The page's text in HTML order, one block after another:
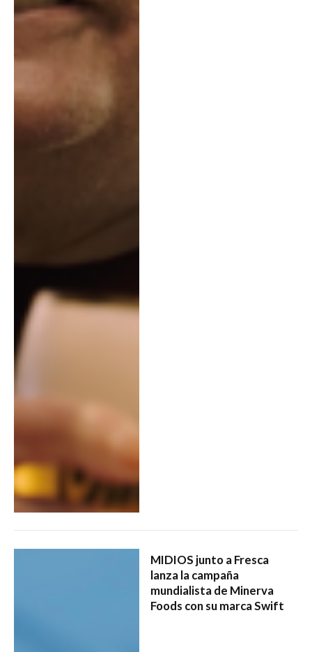
MIDIOS junto a Fresca
lanza la campaña
mundialista de Minerva
Foods con su marca Swift